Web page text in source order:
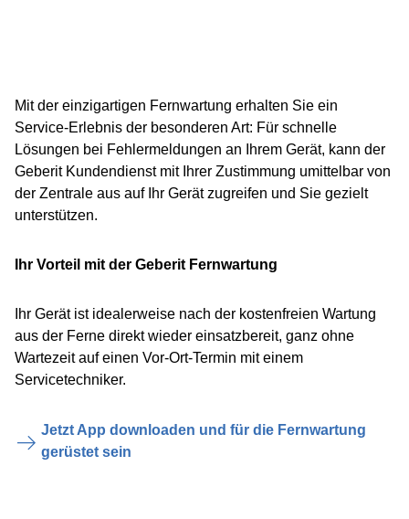
Mit der einzigartigen Fernwartung erhalten Sie ein
Service-Erlebnis der besonderen Art: Für schnelle
Lösungen bei Fehlermeldungen an Ihrem Gerät, kann der
Geberit Kundendienst mit Ihrer Zustimmung umittelbar von
der Zentrale aus auf Ihr Gerät zugreifen und Sie gezielt
unterstützen.
Ihr Vorteil mit der Geberit Fernwartung
Ihr Gerät ist idealerweise nach der kostenfreien Wartung
aus der Ferne direkt wieder einsatzbereit, ganz ohne
Wartezeit auf einen Vor-Ort-Termin mit einem
Servicetechniker.
Jetzt App downloaden und für die Fernwartung
gerüstet sein